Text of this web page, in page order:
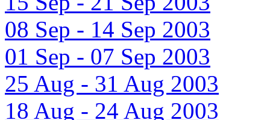
08 Sep - 14 Sep 2003
01 Sep - 07 Sep 2003
25 Aug - 31 Aug 2003
18 Aug - 24 Aug 2003